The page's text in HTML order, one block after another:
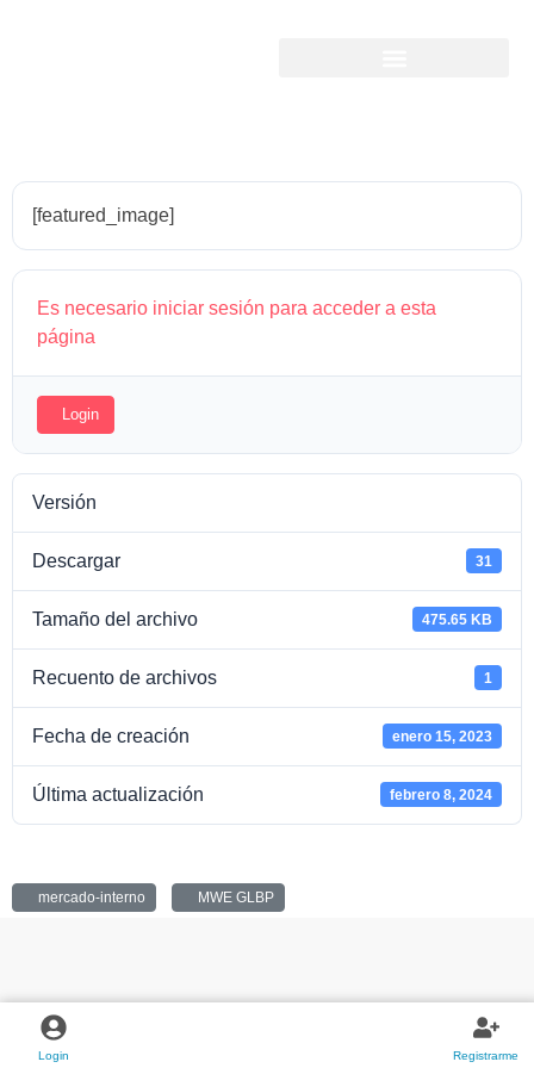
Login Registrarme
[featured_image]
Es necesario iniciar sesión para acceder a esta
página
Login
Versión
Descargar 31
Tamaño del archivo 475.65 KB
Recuento de archivos 1
Fecha de creación enero 15, 2023
Última actualización febrero 8, 2024
mercado-interno MWE GLBP
OFICINAS COMERCIALES